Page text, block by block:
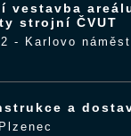
vestavba
strojní ČVUT
2 - Karlovo
a